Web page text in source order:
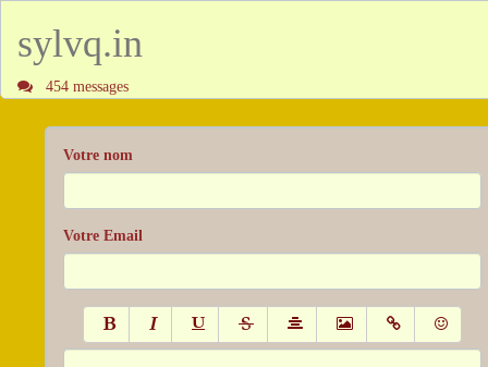
sylvq.in
454 messages
Votre nom
Votre Email